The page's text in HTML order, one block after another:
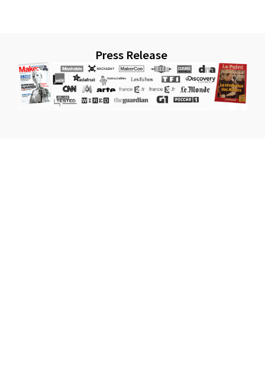
Press Release